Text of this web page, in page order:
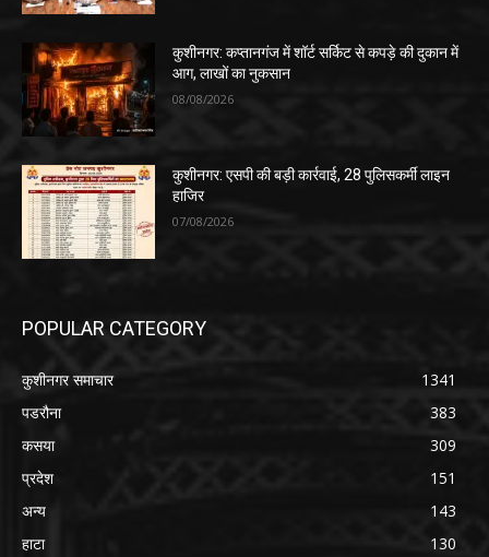
कुशीनगर: कप्तानगंज में शॉर्ट सर्किट से कपड़े की दुकान में
आग, लाखों का नुकसान
08/08/2026
कुशीनगर: एसपी की बड़ी कार्रवाई, 28 पुलिसकर्मी लाइन
हाजिर
07/08/2026
POPULAR CATEGORY
कुशीनगर समाचार
1341
पडरौना
383
कसया
309
प्रदेश
151
अन्य
143
हाटा
130